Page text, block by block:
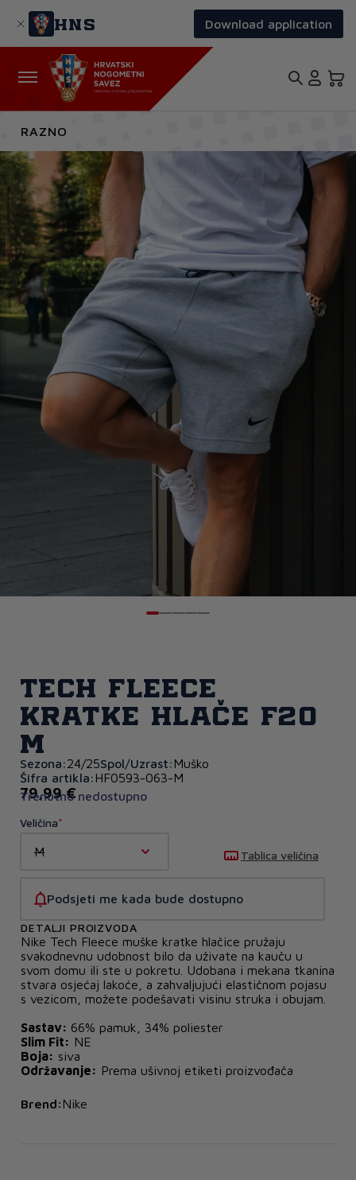
glavni
sadržaj
HNS Download application
RAZNO
Tech Fleece
kratke hlače F20
M
Sezona:24/25Spol/Uzrast: Muško
Šifra artikla: HF0593-063-M
79,99 €
Trenutno nedostupno
Veličina
M Tablica veličina
Podsjeti me kada bude dostupno
DETALJI PROIZVODA
Nike Tech Fleece muške kratke hlačice pružaju
svakodnevnu udobnost bilo da uživate na kauču u
svom domu ili ste u pokretu. Udobana i mekana tkanina
stvara osjećaj lakoće, a zahvaljujući elastičnom pojasu
s vezicom, možete podešavati visinu struka i obujam.
Sastav: 66% pamuk, 34% poliester
Slim Fit: NE
Boja: siva
Održavanje: Prema ušivnoj etiketi proizvođača
Brend: Nike